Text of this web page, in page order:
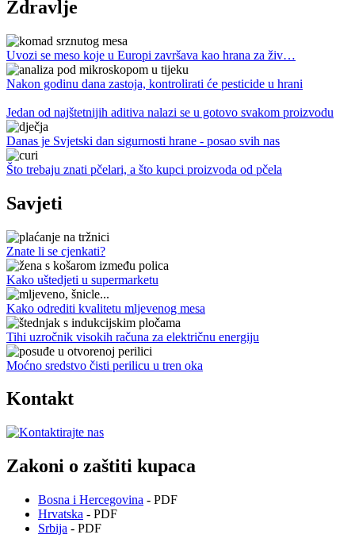
Zdravlje
Uvozi se meso koje u Europi završava kao hrana za živ…
Nakon godinu dana zastoja, kontrolirati će pesticide u hrani
Jedan od najštetnijih aditiva nalazi se u gotovo svakom proizvodu
Danas je Svjetski dan sigurnosti hrane - posao svih nas
Što trebaju znati pčelari, a što kupci proizvoda od pčela
Savjeti
Znate li se cjenkati?
Kako uštedjeti u supermarketu
Kako odrediti kvalitetu mljevenog mesa
Tihi uzročnik visokih računa za električnu energiju
Moćno sredstvo čisti perilicu u tren oka
Kontakt
Zakoni o zaštiti kupaca
Bosna i Hercegovina - PDF
Hrvatska - PDF
Srbija - PDF